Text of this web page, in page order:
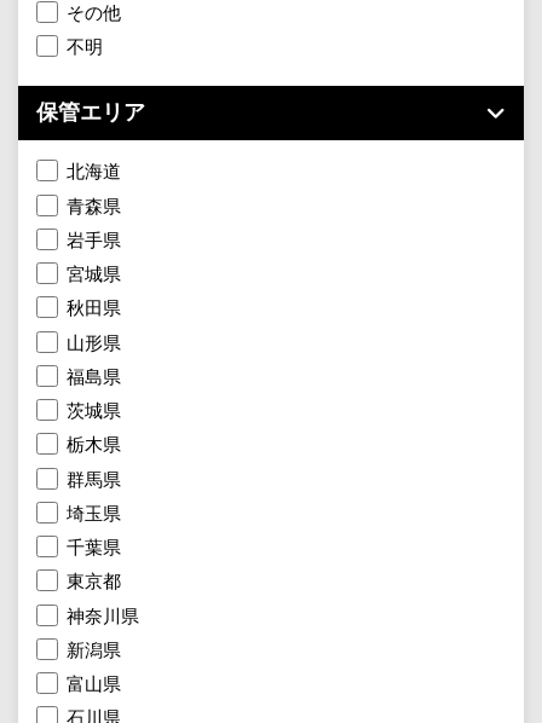
その他
不明
保管エリア
北海道
青森県
岩手県
宮城県
秋田県
山形県
福島県
茨城県
栃木県
群馬県
埼玉県
千葉県
東京都
神奈川県
新潟県
富山県
石川県